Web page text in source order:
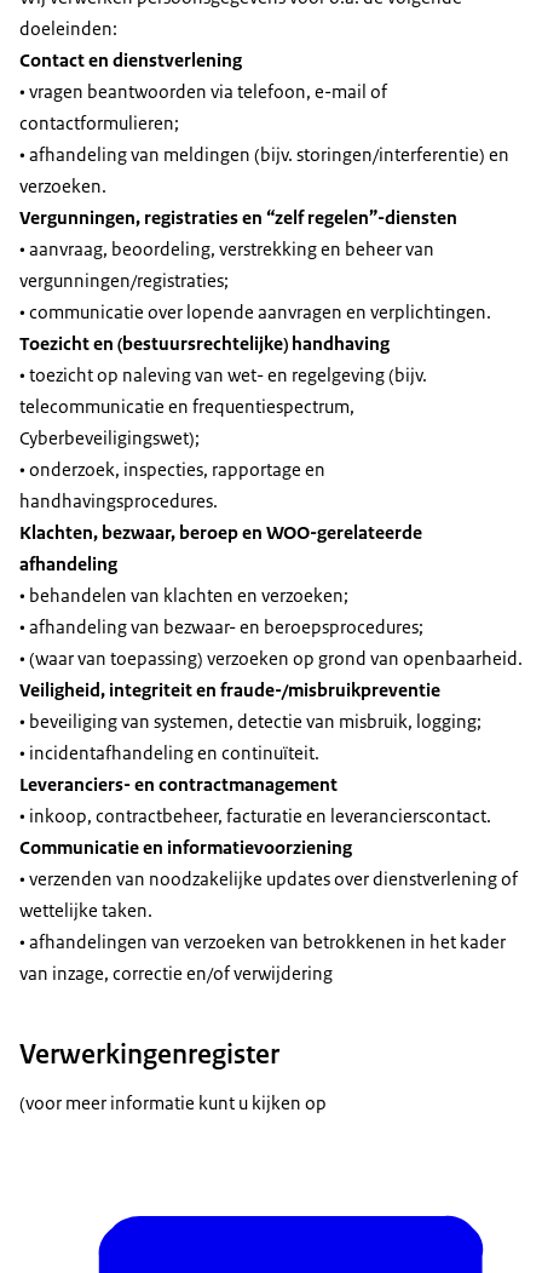
doeleinden:
Contact en dienstverlening
• vragen beantwoorden via telefoon, e-mail of
contactformulieren;
• afhandeling van meldingen (bijv. storingen/interferentie) en
verzoeken.
Vergunningen, registraties en “zelf regelen”-diensten
• aanvraag, beoordeling, verstrekking en beheer van
vergunningen/registraties;
• communicatie over lopende aanvragen en verplichtingen.
Toezicht en (bestuursrechtelijke) handhaving
• toezicht op naleving van wet- en regelgeving (bijv.
telecommunicatie en frequentiespectrum,
Cyberbeveiligingswet);
• onderzoek, inspecties, rapportage en
handhavingsprocedures.
Klachten, bezwaar, beroep en WOO-gerelateerde
afhandeling
• behandelen van klachten en verzoeken;
• afhandeling van bezwaar- en beroepsprocedures;
• (waar van toepassing) verzoeken op grond van openbaarheid.
Veiligheid, integriteit en fraude-/misbruikpreventie
• beveiliging van systemen, detectie van misbruik, logging;
• incidentafhandeling en continuïteit.
Leveranciers- en contractmanagement
• inkoop, contractbeheer, facturatie en leverancierscontact.
Communicatie en informatievoorziening
• verzenden van noodzakelijke updates over dienstverlening of
wettelijke taken.
• afhandelingen van verzoeken van betrokkenen in het kader
van inzage, correctie en/of verwijdering
Verwerkingenregister
(voor meer informatie kunt u kijken op